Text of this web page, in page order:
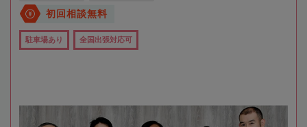
初回相談無料
駐車場あり 全国出張対応可